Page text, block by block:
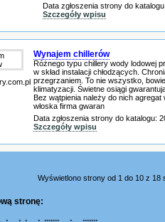
Data zgłoszenia strony do
Szczegóły wpisu
Wynajem chillerów
Różnego typu chillery wody lodowej
w skład instalacji chłodzących.
przegrzaniem. To nie wszystko,
klimatyzacji. Świetne osiągi
Bez wątpienia należy do nich
włoska firma gwaran
Data zgłoszenia strony do katalogu:
Szczegóły wpisu
Wyświetlono strony od 1 do 10 z 18
stronę: